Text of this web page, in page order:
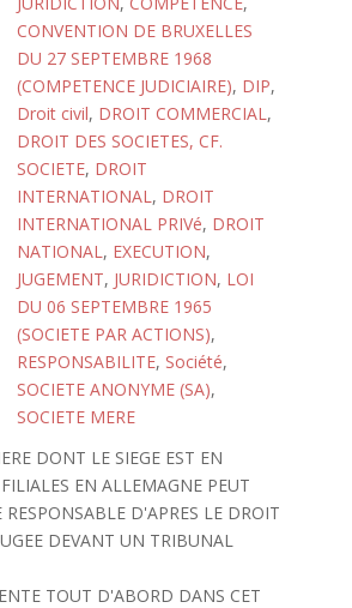
CONVENTION DE BRUXELLES
DU 27 SEPTEMBRE 1968
(COMPETENCE JUDICIAIRE), DIP,
Droit civil, DROIT COMMERCIAL,
DROIT DES SOCIETES, CF.
SOCIETE, DROIT
INTERNATIONAL, DROIT
INTERNATIONAL PRIVé, DROIT
NATIONAL, EXECUTION,
JUGEMENT, JURIDICTION, LOI
DU 06 SEPTEMBRE 1965
(SOCIETE PAR ACTIONS),
RESPONSABILITE, Société,
SOCIETE ANONYME (SA),
SOCIETE MERE
DONT LE SIEGE EST EN
EN ALLEMAGNE PEUT
RESPONSABLE D'APRES LE DROIT
DEVANT UN TRIBUNAL
TOUT D'ABORD DANS CET